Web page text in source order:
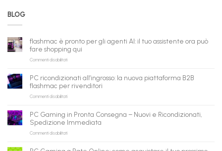
BLOG
flashmac è pronto per gli agenti AI: il tuo assistente ora può
fare shopping qui
Commenti disabilitatisu
pronto
per
gli
AI:
il
tuo
assistente
può
PC ricondizionati all’ingrosso: la nuova piattaforma B2B
flashmac per rivenditori
Commenti disabilitatisu
ricondizionati
all’ingrosso:
la
nuova
B2B
PC Gaming in Pronta Consegna – Nuovi e Ricondizionati,
Spedizione Immediata
Commenti disabilitatisu
Gaming